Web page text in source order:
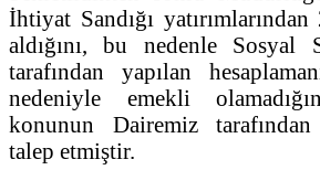
İhtiyat Sandığı
aldığını, bu nedenle Sosyal
tarafından yapılan
nedeniyle emekli
konunun Dairemiz tarafından
talep etmiştir.